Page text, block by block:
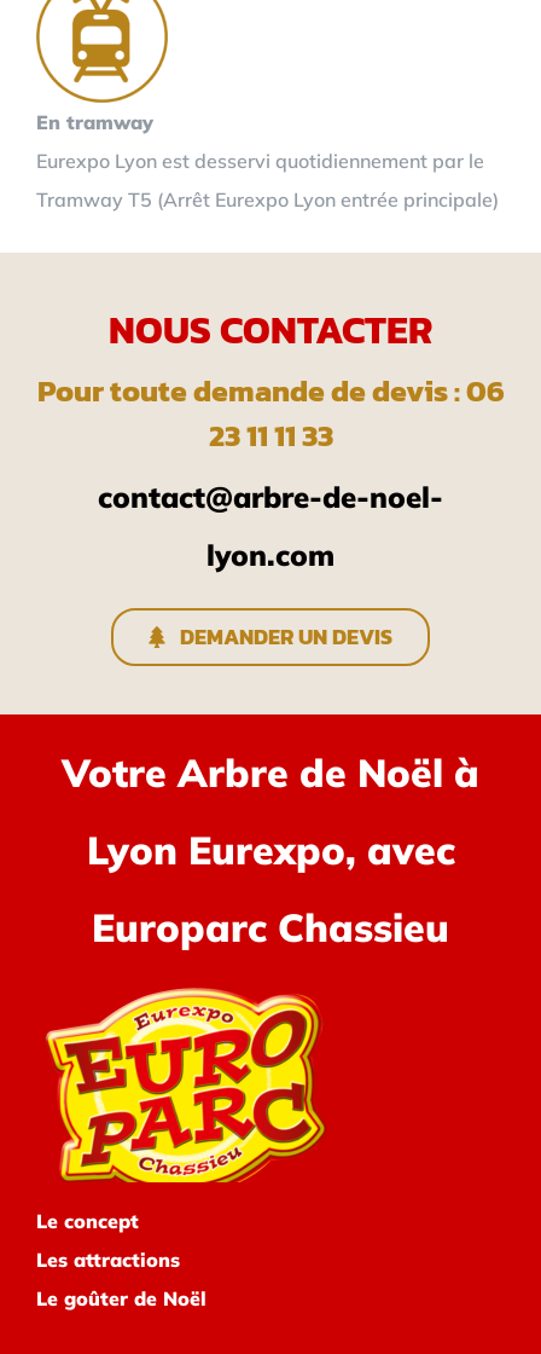
En tramway
Eurexpo Lyon est desservi quotidiennement par le
Tramway T5 (Arrêt Eurexpo Lyon entrée principale)
NOUS CONTACTER
Pour toute demande de devis : 06
23 11 11 33
contact@arbre-de-noel-
lyon.com
DEMANDER UN DEVIS
Votre Arbre de Noël à
Lyon Eurexpo, avec
Europarc Chassieu
Le concept
Les attractions
Le goûter de Noël